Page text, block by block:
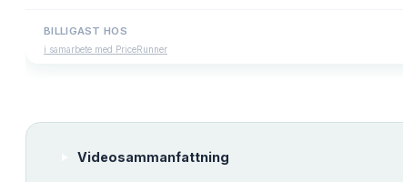
BILLIGAST HOS
i samarbete med PriceRunner
Videosammanfattning